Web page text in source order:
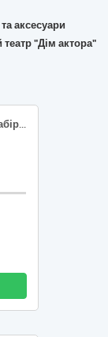
та аксесуари
театр "Дім актора"
Подарунки та нагороди (Подарунковий набір – статуетка прапору України на п’єдесталі Київської області у подарунковій коробці).